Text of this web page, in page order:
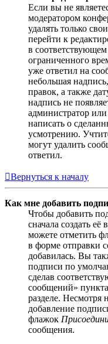
Если вы не
модератором
удалять только
перейти к
в
ограниченного
уже ответил на
небольшая
правок, а также
надпись не
администратор
написать о
усмотрению.
могут удалить
ответил.
Вернуться к началу
Как мне добавить
Чтобы добавить
сначала создать
можете отметить
в форме отправки
добавилась. Вы
подписи по
сделав
сообщений»
разделе. Несмотря
добавление
флажок
сообщения.